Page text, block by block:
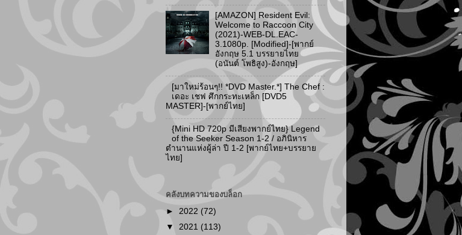
[AMAZON] Resident Evil:
Welcome to Raccoon City
(2021)-WEB-DL.EAC-
3.1080p. [Modified]-[พากย์
อังกฤษ 5.1 บรรยายไทย
(อนันต์ โพธิสูง)-อังกฤษ]
[มาใหม่ร้อนๆ!! *DVD Master.*] The Chef :
เดอะ เชฟ ศึกกระทะเหล็ก [DVD5
MASTER]-[พากย์ไทย]
{Mini HD 720p มีเสียงพากย์ไทย} Legend
of the Seeker Season 1-2 / อภินิหาร
ตำนานแห่งผู้ล่า ปี 1-2 [พากย์ไทย+บรรยาย
ไทย]
คลังบทความของบล็อก
► 2022 (72)
▼ 2021 (113)